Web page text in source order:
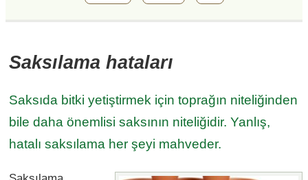
Saksılama hataları
Saksıda bitki yetiştirmek için toprağın niteliğinden
bile daha önemlisi saksının niteliğidir. Yanlış,
hatalı saksılama her şeyi mahveder.